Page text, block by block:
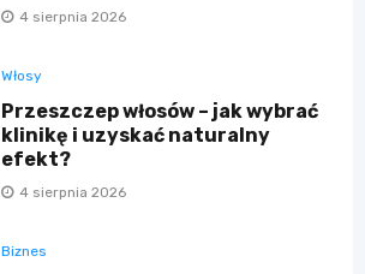
4 sierpnia 2026
Włosy
Przeszczep włosów – jak wybrać
klinikę i uzyskać naturalny
efekt?
4 sierpnia 2026
Biznes